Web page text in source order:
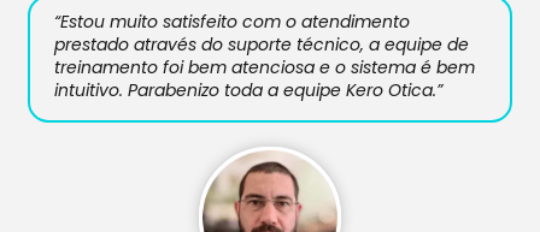
“Estou muito satisfeito com o atendimento
prestado através do suporte técnico, a equipe de
treinamento foi bem atenciosa e o sistema é bem
intuitivo. Parabenizo toda a equipe Kero Otica.”